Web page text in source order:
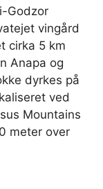
Godzor
vingård
cirka 5 km
Anapa og
dyrkes på
ved
Mountains
meter over